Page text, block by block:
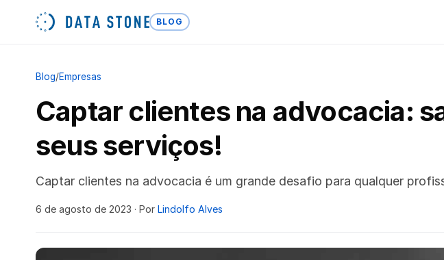
BLOG
Blog/Empresas
Captar clientes na advocacia:
seus serviços!
Captar clientes na advocacia é um grande desafio para qualquer
6 de agosto de 2023 · Por Lindolfo Alves